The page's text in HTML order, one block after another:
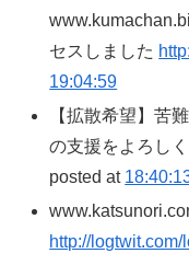
セスしました
19:04:59
【拡散希望】苦
の支援をよろし
posted at
http://